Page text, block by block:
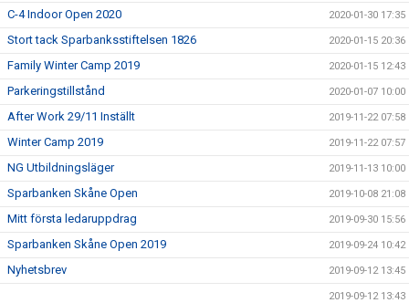
C-4 Indoor Open 2020 2020-01-30 17:35
Stort tack Sparbanksstiftelsen 1826 2020-01-15 20:36
Family Winter Camp 2019 2020-01-15 12:43
Parkeringstillstånd 2020-01-07 10:00
After Work 29/11 Inställt 2019-11-22 07:58
Winter Camp 2019 2019-11-22 07:57
NG Utbildningsläger 2019-11-13 10:00
Sparbanken Skåne Open 2019-10-08 21:08
Mitt första ledaruppdrag 2019-09-30 15:56
Sparbanken Skåne Open 2019 2019-09-24 10:42
Nyhetsbrev 2019-09-12 13:45
2019-09-12 13:43